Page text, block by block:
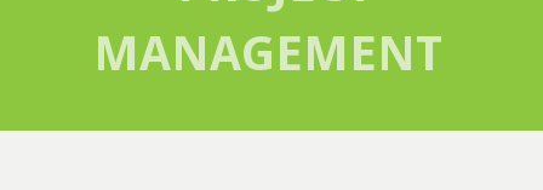
MANAGEMENT